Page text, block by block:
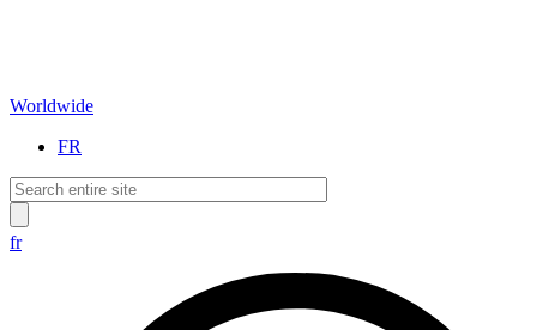
Worldwide
FR
fr